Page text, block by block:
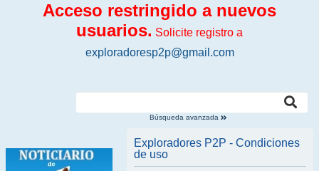
Acceso restringido a nuevos
usuarios. Solicite registro a
exploradoresp2p@gmail.com
Búsqueda avanzada
Exploradores P2P - Condiciones
de uso